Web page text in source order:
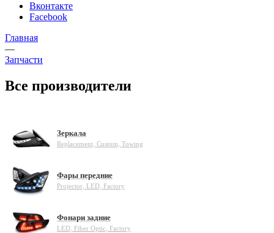
Вконтакте
Facebook
Главная
—
Запчасти
Все производители
Зеркала
Replacement, Custom, Towing
Фары передние
Projector, LED, Factory
Фонари задние
LED, Fiber Optic, Factory